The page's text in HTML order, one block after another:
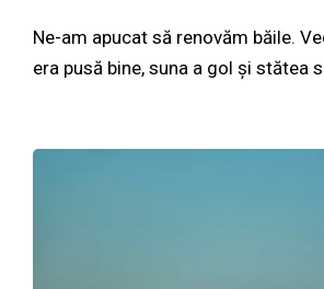
Ne-am apucat să renovăm băile.
era pusă bine, suna a gol și stătea